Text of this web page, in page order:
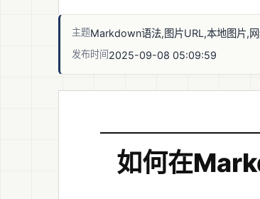
主题Markdown语法,图片URL,本地图片,
发布时间2025-09-08 05:09:59
如何在